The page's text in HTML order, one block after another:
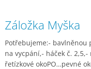
Záložka Myška
Potřebujeme:- bavlněnou
na vycpání,- háček č.
řetízkové okoPO…pevné